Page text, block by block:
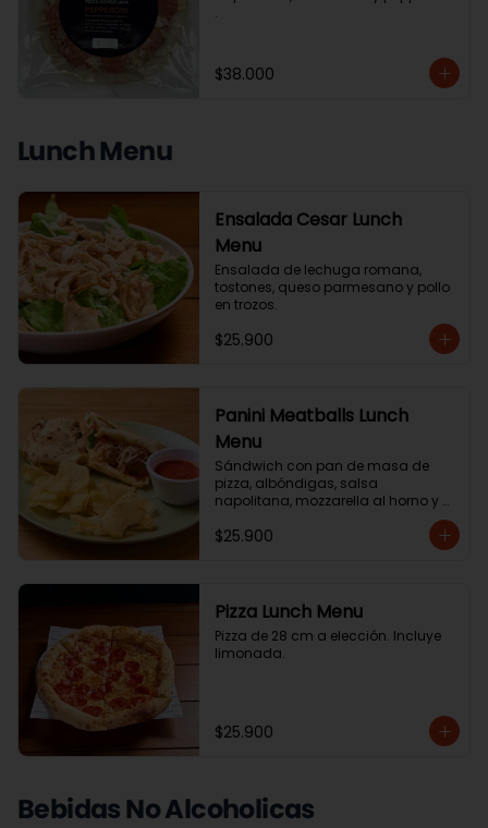
.
$38.000
Lunch Menu
Ensalada Cesar Lunch
Menu
Ensalada de lechuga romana,
tostones, queso parmesano y pollo
en trozos.
$25.900
Panini Meatballs Lunch
Menu
Sándwich con pan de masa de
pizza, albóndigas, salsa
napolitana, mozzarella al horno y
ensalada de la casa o papas chip.
$25.900
Pizza Lunch Menu
Pizza de 28 cm a elección. Incluye
limonada.
$25.900
Bebidas No Alcoholicas